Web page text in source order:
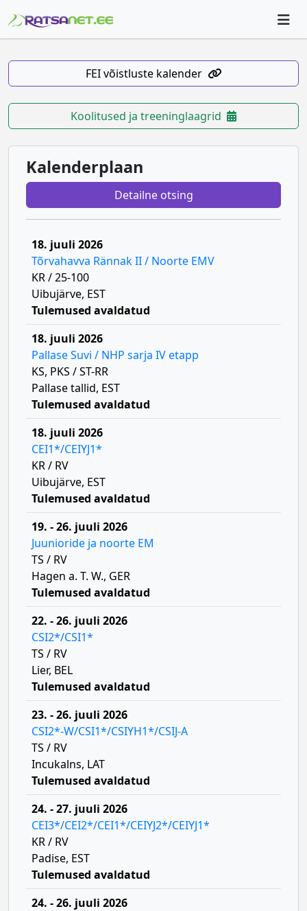
FEI võistluste kalender
Koolitused ja treeninglaagrid
Kalenderplaan
Detailne otsing
18. juuli 2026
Tõrvahavva Rännak II / Noorte EMV
KR / 25-100
Uibujärve, EST
Tulemused avaldatud
18. juuli 2026
Pallase Suvi / NHP sarja IV etapp
KS, PKS / ST-RR
Pallase tallid, EST
Tulemused avaldatud
18. juuli 2026
CEI1*/CEIYJ1*
KR / RV
Uibujärve, EST
Tulemused avaldatud
19. - 26. juuli 2026
Juunioride ja noorte EM
TS / RV
Hagen a. T. W., GER
Tulemused avaldatud
22. - 26. juuli 2026
CSI2*/CSI1*
TS / RV
Lier, BEL
Tulemused avaldatud
23. - 26. juuli 2026
CSI2*-W/CSI1*/CSIYH1*/CSIJ-A
TS / RV
Incukalns, LAT
Tulemused avaldatud
24. - 27. juuli 2026
CEI3*/CEI2*/CEI1*/CEIYJ2*/CEIYJ1*
KR / RV
Padise, EST
Tulemused avaldatud
24. - 26. juuli 2026